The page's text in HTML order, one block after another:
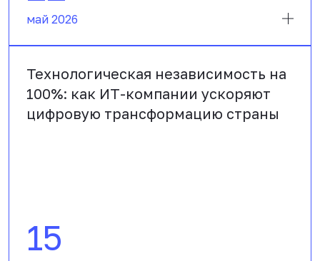
май 2026
Технологическая независимость на
100%: как ИТ-компании ускоряют
цифровую трансформацию страны
15